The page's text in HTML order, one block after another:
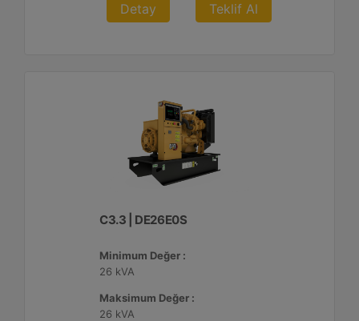
Detay Teklif Al
C3.3 | DE26E0S
Minimum Değer :
26 kVA
Maksimum Değer :
26 kVA